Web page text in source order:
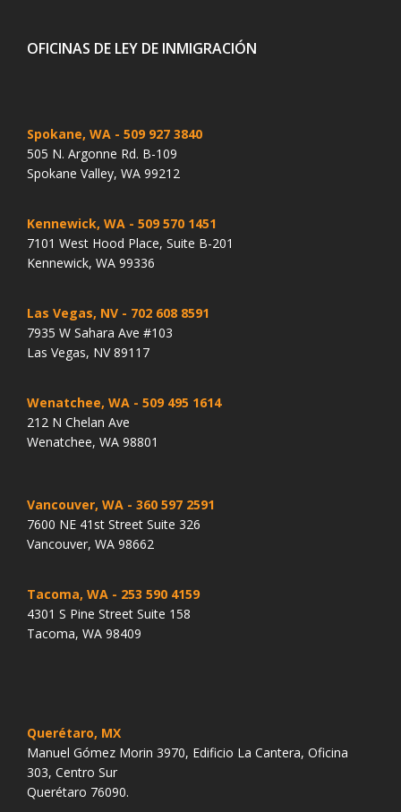
OFICINAS DE LEY DE INMIGRACIÓN
Spokane, WA - 509 927 3840
505 N. Argonne Rd. B-109
Spokane Valley, WA 99212
Kennewick, WA - 509 570 1451
7101 West Hood Place, Suite B-201
Kennewick, WA 99336
Las Vegas, NV - 702 608 8591
7935 W Sahara Ave #103
Las Vegas, NV 89117
Wenatchee, WA - 509 495 1614
212 N Chelan Ave
Wenatchee, WA 98801
Vancouver, WA - 360 597 2591
7600 NE 41st Street Suite 326
Vancouver, WA 98662
Tacoma, WA - 253 590 4159
4301 S Pine Street Suite 158
Tacoma, WA 98409
Querétaro, MX
Manuel Gómez Morin 3970, Edificio La Cantera, Oficina
303, Centro Sur
Querétaro 76090.